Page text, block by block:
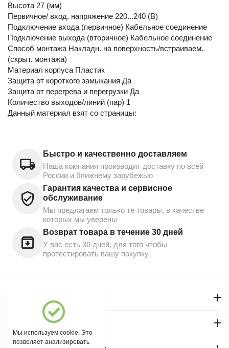
Высота 27 (мм)
Первичное/ вход. напряжение 220...240 (В)
Подключение входа (первичное) Кабельное соединение
Подключение выхода (вторичное) Кабельное соединение
Способ монтажа Накладн. на поверхность/встраиваем.
(скрыт. монтажа)
Материал корпуса Пластик
Защита от короткого замыкания Да
Защита от перегрева и перегрузки Да
Количество выходов/линий (пар) 1
Данный материал взят со страницы:
Быстро и качественно доставляем
Наша компания производит доставку по всей
России и ближнему зарубежью
Гарантия качества и сервисное
обслуживание
Мы предлагаем только те товары, в качестве
которых мы уверены
Возврат товара в течение 30 дней
У вас есть 30 дней, для того чтобы
протестировать вашу покупку
Магазин "Северный"
Мы используем cookie. Это
позволяет анализировать